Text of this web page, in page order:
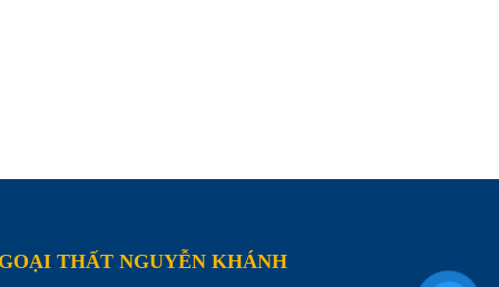
THẤT NGUYỄN KHÁNH